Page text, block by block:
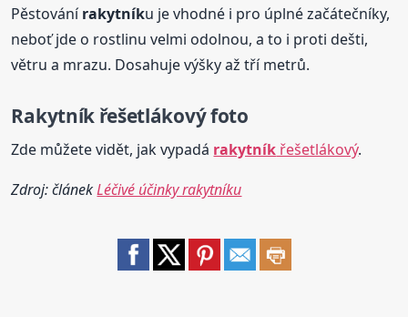
Pěstovánírakytníku je vhodné i pro úplné začátečníky,
neboť jde o rostlinu velmi odolnou, a to i proti dešti,
větru a mrazu. Dosahuje výšky až tří metrů.
Rakytníkřešetlákový foto
Zde můžete vidět, jak vypadá rakytník řešetlákový.
Zdroj: článekLéčivé účinky rakytníku